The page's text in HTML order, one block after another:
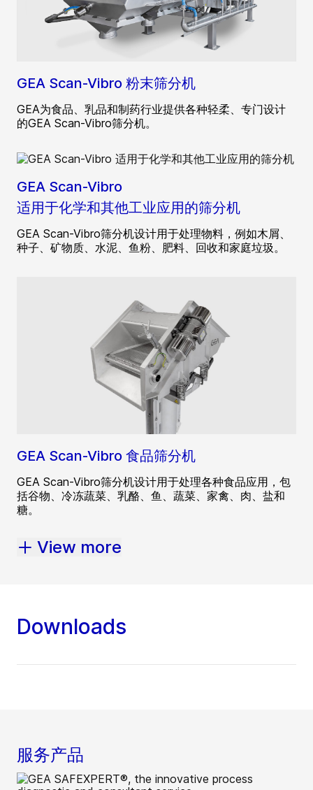
GEA Scan-Vibro 粉末筛分机
GEA为食品、乳品和制药行业提供各种轻柔、专门设计
的GEA Scan-Vibro筛分机。
GEA Scan-Vibro
适用于化学和其他工业应用的筛分机
GEA Scan-Vibro筛分机设计用于处理物料，例如木屑、
种子、矿物质、水泥、鱼粉、肥料、回收和家庭垃圾。
GEA Scan-Vibro 食品筛分机
GEA Scan-Vibro筛分机设计用于处理各种食品应用，包
括谷物、冷冻蔬菜、乳酪、鱼、蔬菜、家禽、肉、盐和
糖。
View more
Downloads
服务产品